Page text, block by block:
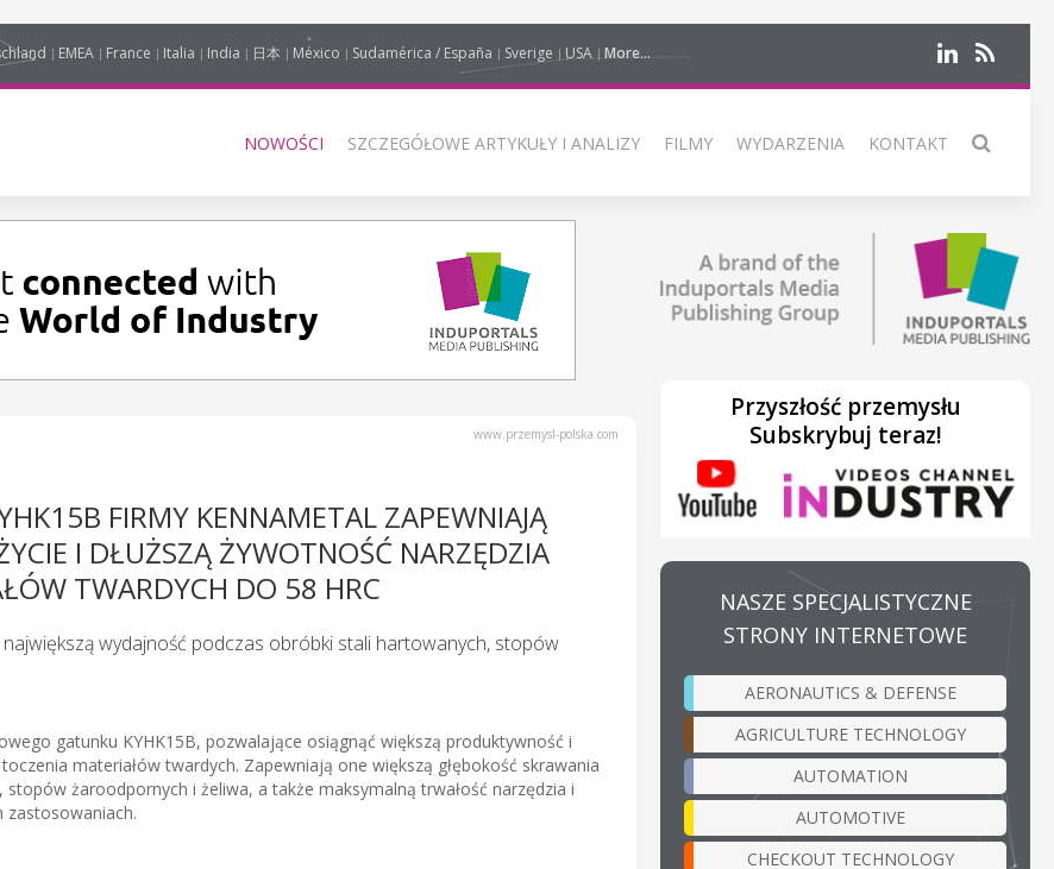
EMEA France Italia India 日本 México Sudamérica / España Sverige USA More...
NOWOŚCI SZCZEGÓŁOWE ARTYKUŁY I ANALIZY FILMY WYDARZENIA KONTAKT
www.przemysl-polska.com
FIRMY KENNAMETAL ZAPEWNIAJĄ
I DŁUŻSZĄ ŻYWOTNOŚĆ NARZĘDZIA
TWARDYCH DO 58 HRC
wydajność podczas obróbki stali hartowanych, stopów
gatunku KYHK15B, pozwalające osiągnąć większą produktywność i
materiałów twardych. Zapewniają one większą głębokość skrawania
żaroodpornych i żeliwa, a także maksymalną trwałość narzędzia i
zastosowaniach.
Przyszłość przemysłu
Subskrybuj teraz!
NASZE SPECJALISTYCZNE
STRONY INTERNETOWE
AERONAUTICS & DEFENSE
AGRICULTURE TECHNOLOGY
AUTOMATION
AUTOMOTIVE
CHECKOUT TECHNOLOGY